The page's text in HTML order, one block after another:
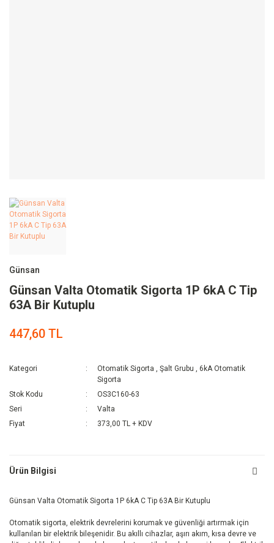
Günsan
Günsan Valta Otomatik Sigorta 1P 6kA C Tip
63A Bir Kutuplu
447,60 TL
Kategori Otomatik Sigorta ,Şalt Grubu ,6kA Otomatik
Sigorta
Stok Kodu
OS3C160-63
Seri
Valta
Fiyat
373,00 TL + KDV
Ürün Bilgisi
Günsan Valta Otomatik Sigorta 1P 6kA C Tip 63A Bir Kutuplu
Otomatik sigorta, elektrik devrelerini korumak ve güvenliği artırmak için
kullanılan bir elektrik bileşenidir. Bu akıllı cihazlar, aşırı akım, kısa devre ve